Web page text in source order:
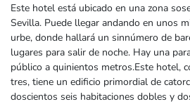
Este hotel está ubicado en una zona
Sevilla. Puede llegar andando en unos
urbe, donde hallará un sinnúmero de
lugares para salir de noche. Hay una
público a quinientos metros.Este hotel,
tres, tiene un edificio primordial de
doscientos seis habitaciones dobles y